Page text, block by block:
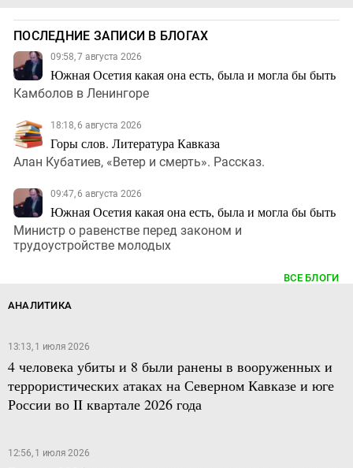
ПОСЛЕДНИЕ ЗАПИСИ В БЛОГАХ
09:58, 7 августа 2026
Южная Осетия какая она есть, была и могла бы быть
Камболов в Ленингоре
18:18, 6 августа 2026
Горы слов. Литература Кавказа
Алан Кубатиев, «Ветер и смерть». Рассказ.
09:47, 6 августа 2026
Южная Осетия какая она есть, была и могла бы быть
Министр о равенстве перед законом и
трудоустройстве молодых
ВСЕ БЛОГИ
АНАЛИТИКА
13:13, 1 июля 2026
4 человека убиты и 8 были ранены в вооруженных и
террористических атаках на Северном Кавказе и юге
России во II квартале 2026 года
12:56, 1 июля 2026